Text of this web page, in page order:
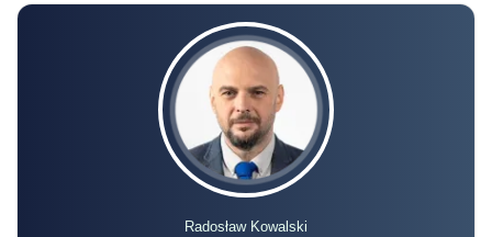
Radosław Kowalski